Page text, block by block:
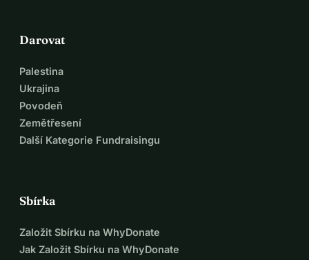
Darovat
Palestina
Ukrajina
Povodeň
Zemětřesení
Další Kategorie Fundraisingu
Sbírka
Založit Sbírku na WhyDonate
Jak Založit Sbírku na WhyDonate